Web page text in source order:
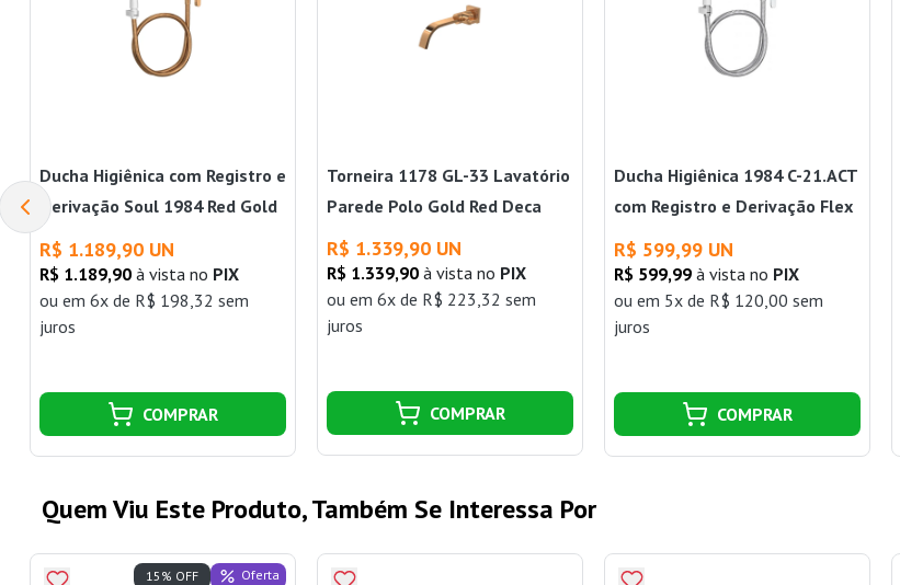
Ducha Higiênica com Registro e
Derivação Soul 1984 Red Gold
Deca
R$ 1.189,90 UN
R$ 1.189,90 à vista no PIX
ou em 6x de R$ 198,32 sem
juros
COMPRAR
Torneira 1178 GL-33 Lavatório
Parede Polo Gold Red Deca
R$ 1.339,90 UN
R$ 1.339,90 à vista no PIX
ou em 6x de R$ 223,32 sem
juros
COMPRAR
Ducha Higiênica 1984 C-21.ACT
com Registro e Derivação Flex
Cromado Deca
R$ 599,99 UN
R$ 599,99 à vista no PIX
ou em 5x de R$ 120,00 sem
juros
COMPRAR
Quem Viu Este Produto, Também Se Interessa Por
15% OFF Oferta